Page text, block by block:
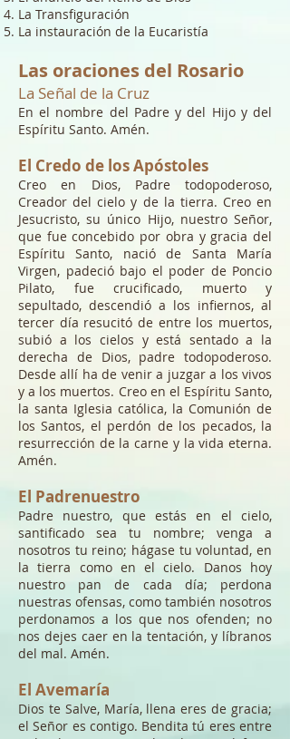
La Transfiguración
La instauración de la Eucaristía
Las oraciones del Rosario
La Señal de la Cruz
En el nombre del Padre y del Hijo y del
Espíritu Santo. Amén.
El Credo de los Apóstoles
Creo en Dios, Padre todopoderoso,
Creador del cielo y de la tierra. Creo en
Jesucristo, su único Hijo, nuestro Señor,
que fue concebido por obra y gracia del
Espíritu Santo, nació de Santa María
Virgen, padeció bajo el poder de Poncio
Pilato, fue crucificado, muerto y
sepultado, descendió a los infiernos, al
tercer día resucitó de entre los muertos,
subió a los cielos y está sentado a la
derecha de Dios, padre todopoderoso.
Desde allí ha de venir a juzgar a los vivos
y a los muertos. Creo en el Espíritu Santo,
la santa Iglesia católica, la Comunión de
los Santos, el perdón de los pecados, la
resurrección de la carne y la vida eterna.
Amén.
El Padrenuestro
Padre nuestro, que estás en el cielo,
santificado sea tu nombre; venga a
nosotros tu reino; hágase tu voluntad, en
la tierra como en el cielo. Danos hoy
nuestro pan de cada día; perdona
nuestras ofensas, como también nosotros
perdonamos a los que nos ofenden; no
nos dejes caer en la tentación, y líbranos
del mal. Amén.
El Avemaría
Dios te Salve, María, llena eres de gracia;
el Señor es contigo. Bendita tú eres entre